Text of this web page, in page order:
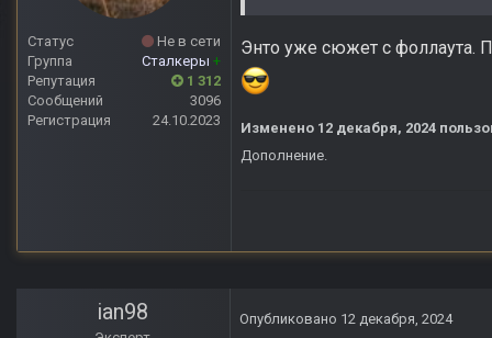
Статус
Не в сети
Группа
Сталкеры +
Репутация
1 312
Сообщений
3096
Регистрация
24.10.2023
Энто уже сюжет с фоллаута.
Изменено 12 декабря, 2024
Дополнение.
ian98 Опубликовано 12 декабря, 2024